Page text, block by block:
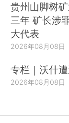
贵州山脚树
三年 矿长涉
大代表
2026年08月08日
专栏｜沃什
2026年08月08日